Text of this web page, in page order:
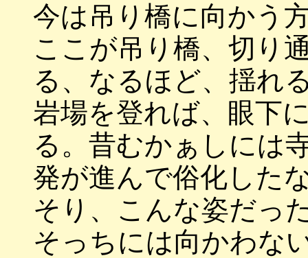
今は吊り橋に向かう
ここが吊り橋、切り
る、なるほど、揺れ
岩場を登れば、眼下
る。昔むかぁしには
発が進んで俗化した
そり、こんな姿だっ
そっちには向かわな